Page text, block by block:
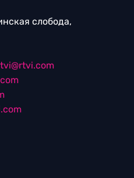
слобода,